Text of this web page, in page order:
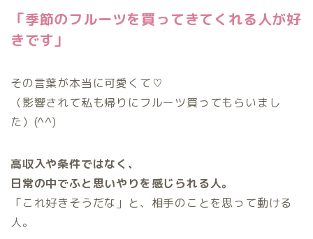
「季節のフルーツを買ってきてくれる人が好
きです」
その言葉が本当に可愛くて♡
（影響されて私も帰りにフルーツ買ってもらいまし
た）(^^)
高収入や条件ではなく、
日常の中でふと思いやりを感じられる人。
「これ好きそうだな」と、相手のことを思って動ける
人。